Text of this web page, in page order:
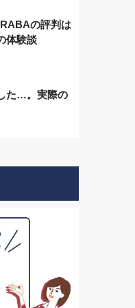
の評判は
体験談
た…。実際の